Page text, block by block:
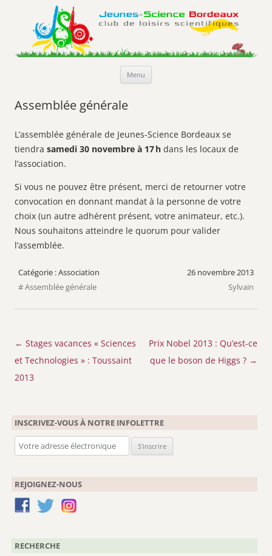
Jeunes-Science Bordeaux
Club de loisirs scientifiques
Menu
Assemblée générale
L’assemblée générale de Jeunes-Science Bordeaux se
tiendra samedi 30 novembre à 17 h dans les locaux de
l’association.
Si vous ne pouvez être présent, merci de retourner votre
convocation en donnant mandat à la personne de votre
choix (un autre adhérent présent, votre animateur, etc.).
Nous souhaitons atteindre le quorum pour valider
l’assemblée.
Association
Assemblée générale
26 novembre 2013
Sylvain
Navigation
des
articles
← Stages vacances « Sciences
et Technologies » : Toussaint
2013
Prix Nobel 2013 : Qu’est-ce
que le boson de Higgs ? →
INSCRIVEZ-VOUS À NOTRE INFOLETTRE
REJOIGNEZ-NOUS
RECHERCHE